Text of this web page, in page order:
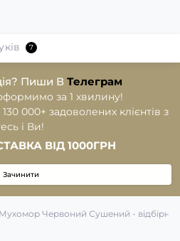
Пиши В Телеграм
за 1 хвилину!
000+ задоволених клієнтів з
і Ви!
ВІД 1000ГРН
Зачинити
Мухомор Червоний Сушений - відбірні
7